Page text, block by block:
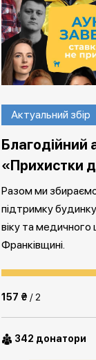
Актуальний збір
Благодійний
«Прихистки
Разом ми
підтримку
віку та медичного
Франківщині.
157 ₴ / 2
342 донатори